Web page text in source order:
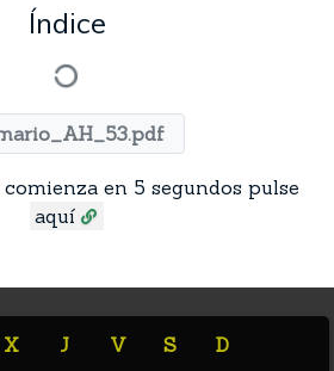
Índice
en 5 segundos pulse
aquí
X J V S D